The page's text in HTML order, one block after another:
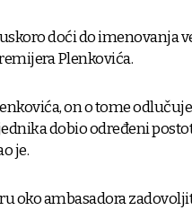
doći do imenovanja
Plenkovića.
on o tome
dobio određeni
je.
oko ambasadora